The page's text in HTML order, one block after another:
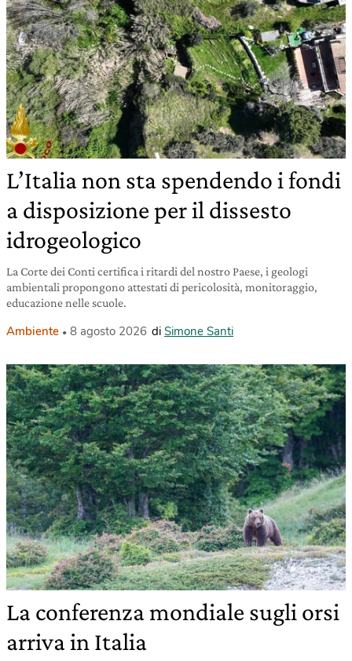
L’Italia non sta spendendo i fondi
a disposizione per il dissesto
idrogeologico
La Corte dei Conti certifica i ritardi del nostro Paese, i geologi
ambientali propongono attestati di pericolosità, monitoraggio,
educazione nelle scuole.
Ambiente 8 agosto 2026 di Simone Santi
La conferenza mondiale sugli orsi
arriva in Italia